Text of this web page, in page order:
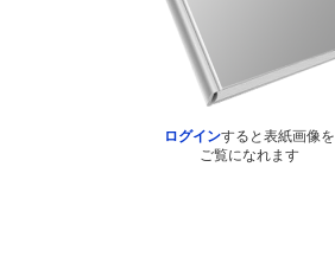
ログインすると表紙画像を
ご覧になれます